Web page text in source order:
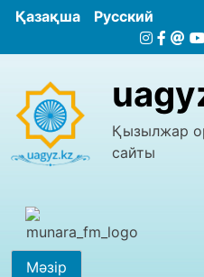
Қазақша Русский
Қызылжар
сайты
Мәзір